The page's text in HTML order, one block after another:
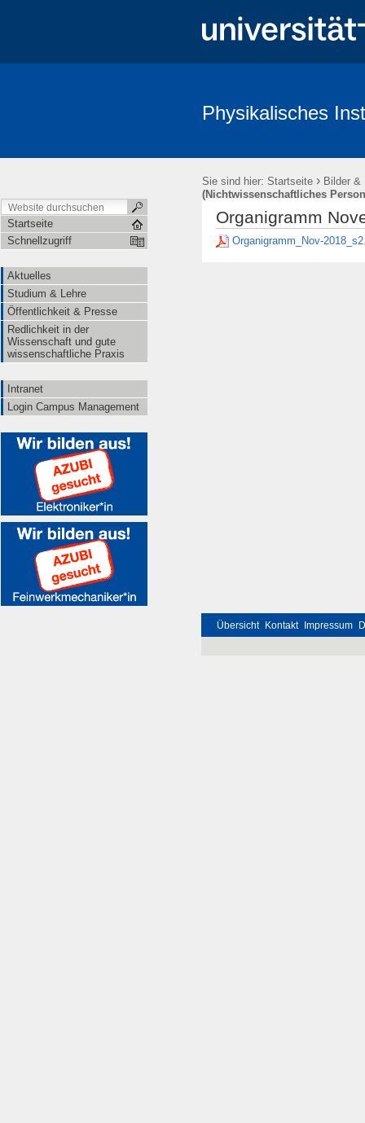
Physikalisches
Sie sind hier: Startseite › Bilder &
(Nichtwissenschaftliches
Startseite
Schnellzugriff
Aktuelles
Studium & Lehre
Öffentlichkeit & Presse
Redlichkeit in der
Wissenschaft und gute
wissenschaftliche Praxis
Intranet
Login Campus Management
Organigramm
Organigramm_Nov-
Übersicht Kontakt Impressum